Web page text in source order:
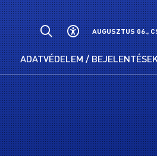
AUGUSZTUS 06.,
ADATVÉDELEM /